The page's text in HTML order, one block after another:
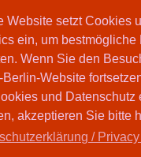
Website setzt Cookies
ein, um bestmögliche
Wenn Sie den
Berlin-Website
und Datenschutz
akzeptieren Sie bitte
/
AVIVA-